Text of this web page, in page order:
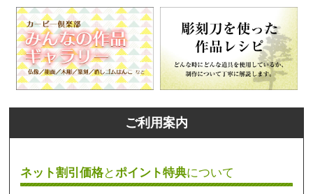
ご利用案内
ネット割引価格とポイント特典について